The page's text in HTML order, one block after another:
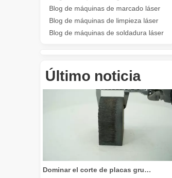
Blog de máquinas de marcado láser
Blog de máquinas de limpieza láser
Blog de máquinas de soldadura láser
Último noticia
Dominar el corte de placas gruesas: cómo las máquinas de corte por láser de fibra revolucionan la fabricación